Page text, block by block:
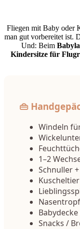
Fliegen mit Baby oder
man gut vorbereitet ist.
Und: Beim
Kindersitze für
👜
Windeln
1–2
Schnuller
Snacks /